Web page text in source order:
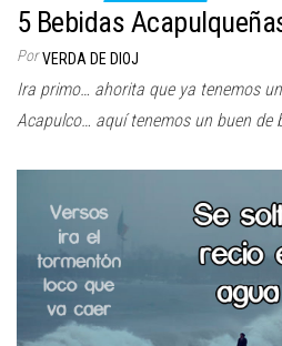
5 Bebidas
Por VERDA DE DIOJ
Ira primo… ahorita que ya tenemos
Acapulco… aquí tenemos un buen de